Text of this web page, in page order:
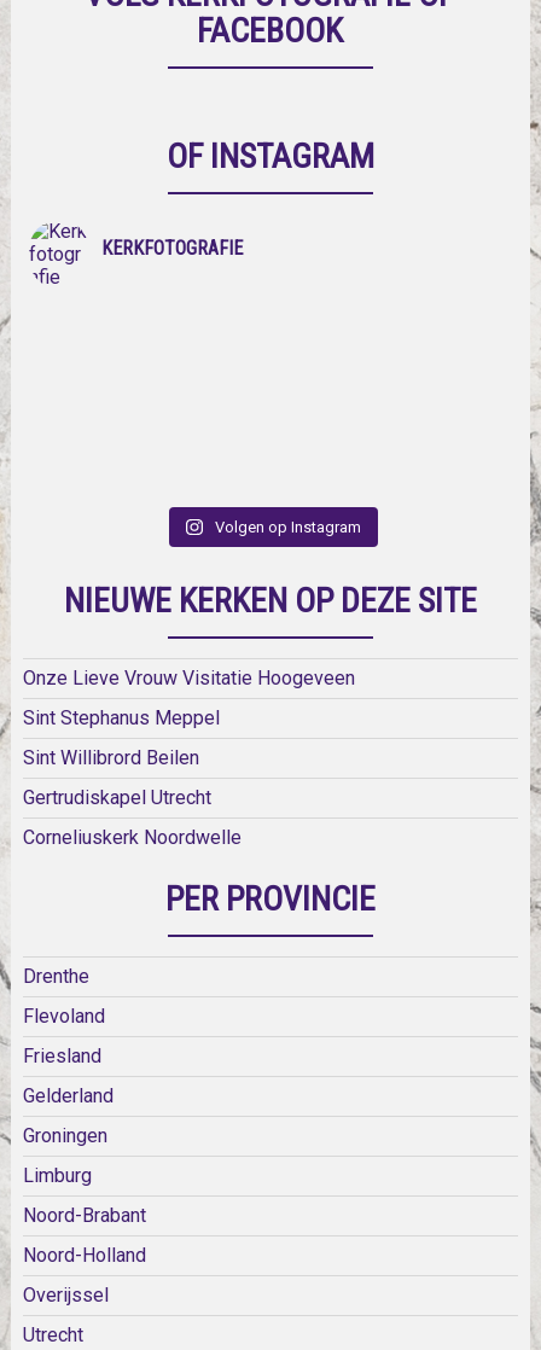
FACEBOOK
OF INSTAGRAM
KERKFOTOGRAFIE
Volgen op Instagram
NIEUWE KERKEN OP DEZE SITE
Onze Lieve Vrouw Visitatie Hoogeveen
Sint Stephanus Meppel
Sint Willibrord Beilen
Gertrudiskapel Utrecht
Corneliuskerk Noordwelle
PER PROVINCIE
Drenthe
Flevoland
Friesland
Gelderland
Groningen
Limburg
Noord-Brabant
Noord-Holland
Overijssel
Utrecht